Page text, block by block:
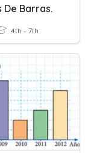
De Barras.
4th - 7th